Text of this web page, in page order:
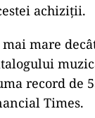
achiziţii.
mare
record de
Times.